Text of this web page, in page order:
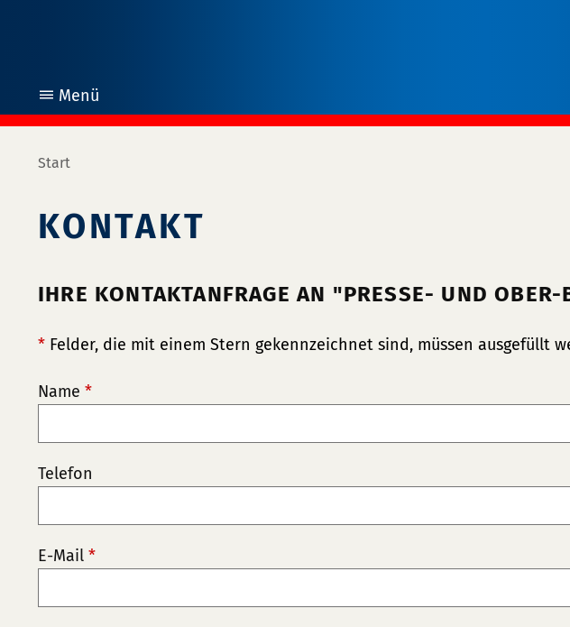
Menü
öffnen
Start
KONTAKT
IHRE KONTAKTANFRAGE AN "PRESSE- UND OBER-
* Felder, die mit einem Stern gekennzeichnet sind, müssen ausgefüllt
Name *
Telefon
E-Mail *